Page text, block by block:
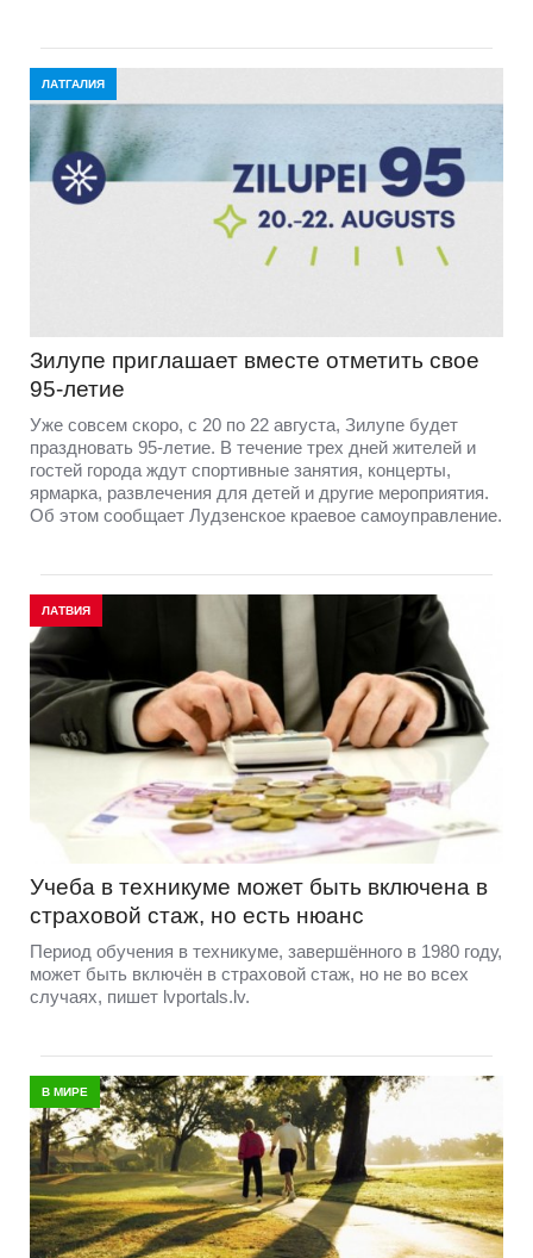
ЛАТГАЛИЯ
Зилупе приглашает вместе отметить свое
95-летие
Уже совсем скоро, с 20 по 22 августа, Зилупе будет
праздновать 95-летие. В течение трех дней жителей и
гостей города ждут спортивные занятия, концерты,
ярмарка, развлечения для детей и другие мероприятия.
Об этом сообщает Лудзенское краевое самоуправление.
ЛАТВИЯ
Учеба в техникуме может быть включена в
страховой стаж, но есть нюанс
Период обучения в техникуме, завершённого в 1980 году,
может быть включён в страховой стаж, но не во всех
случаях, пишет lvportals.lv.
В МИРЕ